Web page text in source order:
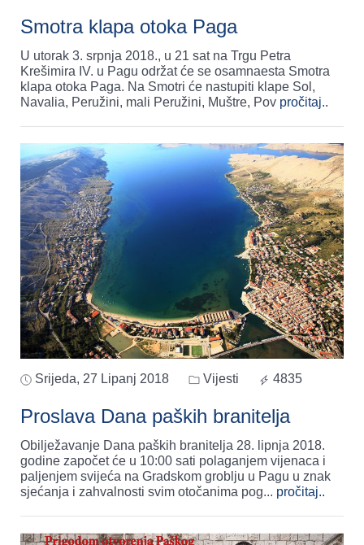
Smotra klapa otoka Paga
U utorak 3. srpnja 2018., u 21 sat na Trgu Petra
Krešimira IV. u Pagu održat će se osamnaesta Smotra
klapa otoka Paga. Na Smotri će nastupiti klape Sol,
Navalia, Peružini, mali Peružini, Muštre, Pov pročitaj..
Srijeda, 27 Lipanj 2018 Vijesti 4835
Proslava Dana paških branitelja
Obilježavanje Dana paških branitelja 28. lipnja 2018.
godine započet će u 10:00 sati polaganjem vijenaca i
paljenjem svijeća na Gradskom groblju u Pagu u znak
sjećanja i zahvalnosti svim otočanima pog... pročitaj..